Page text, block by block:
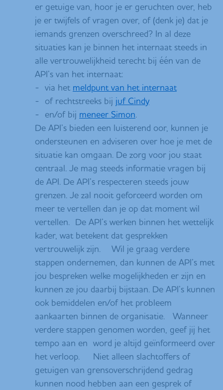
er getuige van, hoor je er geruchten over, heb
je er twijfels of vragen over, of (denk je) dat je
iemands grenzen overschreed? In al deze
situaties kan je binnen het internaat steeds in
alle vertrouwelijkheid terecht bij één van de
API’s van het internaat:
- via het meldpunt van het internaat
- of rechtstreeks bij juf Cindy
- en/of bij meneer Simon.
De API’s bieden een luisterend oor, kunnen je
ondersteunen en adviseren over hoe je met de
situatie kan omgaan. De zorg voor jou staat
centraal. Je mag steeds informatie vragen bij
de API. De API’s respecteren steeds jouw
grenzen. Je zal nooit geforceerd worden om
meer te vertellen dan je op dat moment wil
vertellen. De API’s werken binnen het wettelijk
kader, wat betekent dat gesprekken
vertrouwelijk zijn. Wil je graag verdere
stappen ondernemen, dan kunnen de API’s met
jou bespreken welke mogelijkheden er zijn en
kunnen ze jou daarbij bijstaan. De API’s kunnen
ook bemiddelen en/of het probleem
aankaarten binnen de organisatie. Wanneer
verdere stappen genomen worden, geef jij het
tempo aan en word je altijd geïnformeerd over
het verloop. Niet alleen slachtoffers of
getuigen van grensoverschrijdend gedrag
kunnen nood hebben aan een gesprek of